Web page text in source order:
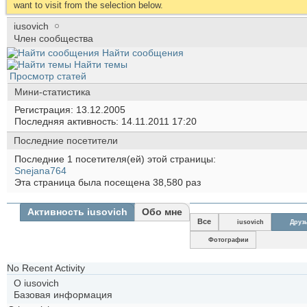
want to visit from the selection below.
iusovich
Член сообщества
Найти сообщения
Найти темы
Просмотр статей
Мини-статистика
Регистрация
13.12.2005
Последняя активность 14.11.2011 17:20
Последние посетители
Последние 1 посетителя(ей) этой страницы:
Snejana764
Эта страница была посещена 38,580 раз
Активность iusovich Обо мне
Все iusovich
Фотографии
No Recent Activity
О iusovich
Базовая информация